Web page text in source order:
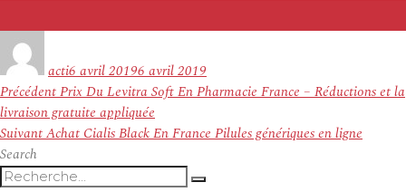
actile
6 avril 20196 avril 2019
Navigation
de
l’article
PrécédentArticle
précédent :
Prix Du Levitra Soft En Pharmacie France – Réductions et la
livraison gratuite appliquée
SuivantArticle
Achat Cialis Black En France Pilules génériques en ligne
Search
Recherche
Recherche